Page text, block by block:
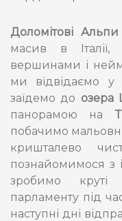
Доломітові Альпи
масив в
вершинами і
ми відвідаємо
заїдемо до озера
панорамою на
побачимо
кришталево
познайомимося з
зробимо круті
парламенту під
наступні дні